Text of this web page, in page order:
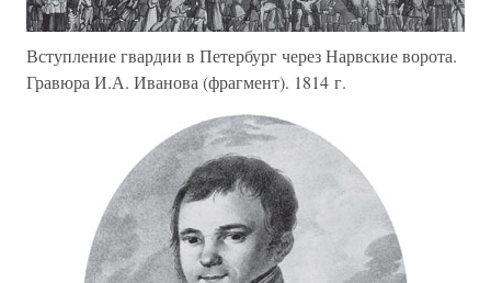
Вступление гвардии в Петербург через Нарвские ворота.
Гравюра И.А. Иванова (фрагмент). 1814 г.